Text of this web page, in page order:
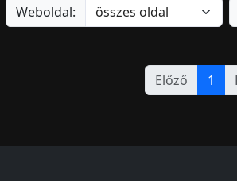
Weboldal:
Előző 1